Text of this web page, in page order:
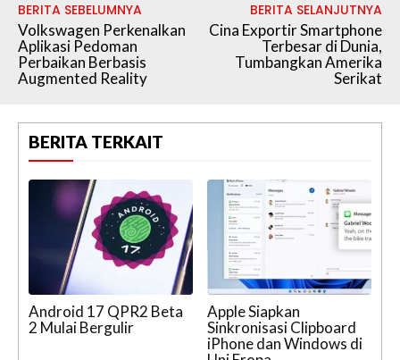
BERITA SEBELUMNYA
Volkswagen Perkenalkan
Aplikasi Pedoman
Perbaikan Berbasis
Augmented Reality
BERITA SELANJUTNYA
Cina Exportir Smartphone
Terbesar di Dunia,
Tumbangkan Amerika
Serikat
BERITA TERKAIT
Android 17 QPR2 Beta
2 Mulai Bergulir
Apple Siapkan
Sinkronisasi Clipboard
iPhone dan Windows di